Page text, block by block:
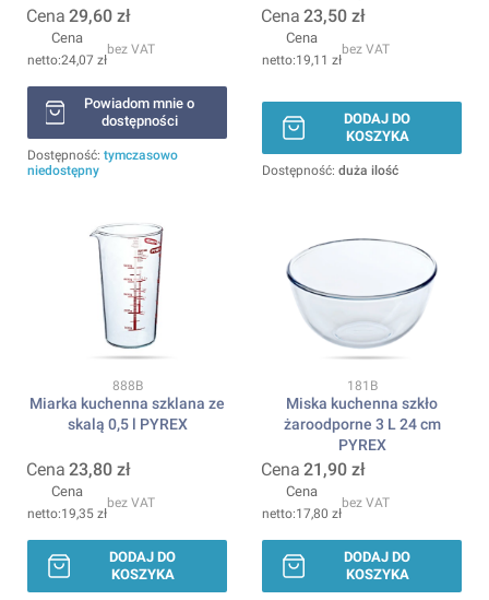
Cena 29,60 zł
Cena
24,07 zł
bez VAT
Powiadom mnie o
dostępności
Dostępność: tymczasowo
niedostępny
Cena 23,50 zł
Cena
19,11 zł
bez VAT
DODAJ DO
KOSZYKA
Dostępność: duża ilość
Kod produktu
888B
Miarka kuchenna szklana ze
skalą 0,5 l PYREX
Cena 23,80 zł
Cena
19,35 zł
bez VAT
DODAJ DO
KOSZYKA
Kod produktu
181B
Miska kuchenna szkło
żaroodporne 3 L 24 cm
PYREX
Cena 21,90 zł
Cena
17,80 zł
bez VAT
DODAJ DO
KOSZYKA